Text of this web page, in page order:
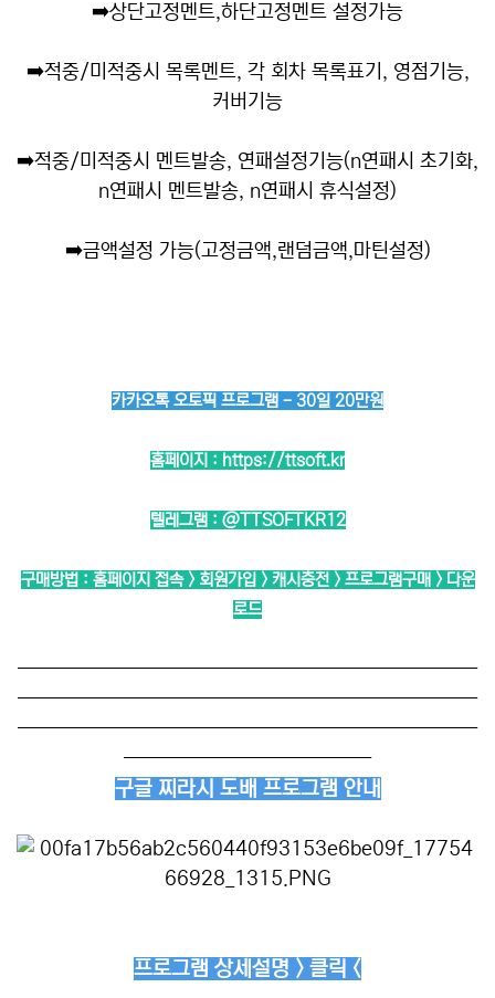
➡️상단고정멘트,하단고정멘트 설정가능
➡️적중/미적중시 목록멘트, 각 회차 목록표기, 영점기능,
커버기능
➡️적중/미적중시 멘트발송, 연패설정기능(n연패시 초기화,
n연패시 멘트발송, n연패시 휴식설정)
➡️금액설정 가능(고정금액,랜덤금액,마틴설정)
카카오톡 오토픽 프로그램 - 30일 20만원
홈페이지 : https://ttsoft.kr
텔레그램 : @TTSOFTKR12
구매방법 : 홈페이지 접속 > 회원가입 > 캐시충전 > 프로그램구매 > 다운
로드
──────────────────────────
──────────────────────────
──────────────────────────
──────────────
구글 찌라시 도배 프로그램 안내
프로그램 상세설명 > 클릭 <